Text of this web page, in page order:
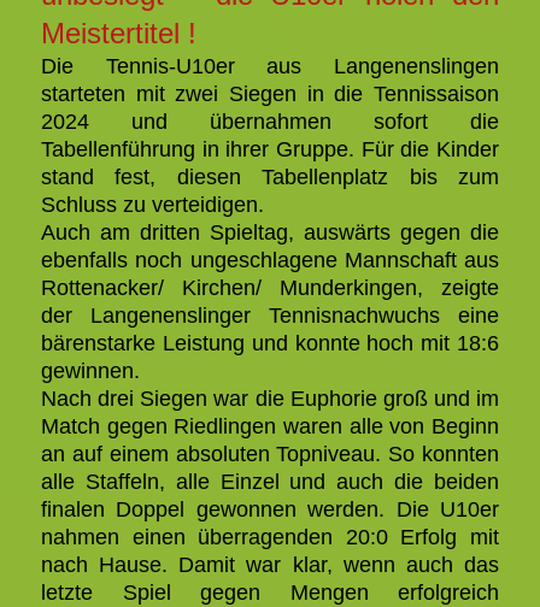
Meistertitel !
Die Tennis-U10er aus Langenenslingen
starteten mit zwei Siegen in die Tennissaison
2024 und übernahmen sofort die
Tabellenführung in ihrer Gruppe. Für die Kinder
stand fest, diesen Tabellenplatz bis zum
Schluss zu verteidigen.
Auch am dritten Spieltag, auswärts gegen die
ebenfalls noch ungeschlagene Mannschaft aus
Rottenacker/ Kirchen/ Munderkingen, zeigte
der Langenenslinger Tennisnachwuchs eine
bärenstarke Leistung und konnte hoch mit 18:6
gewinnen.
Nach drei Siegen war die Euphorie groß und im
Match gegen Riedlingen waren alle von Beginn
an auf einem absoluten Topniveau. So konnten
alle Staffeln, alle Einzel und auch die beiden
finalen Doppel gewonnen werden. Die U10er
nahmen einen überragenden 20:0 Erfolg mit
nach Hause. Damit war klar, wenn auch das
letzte Spiel gegen Mengen erfolgreich